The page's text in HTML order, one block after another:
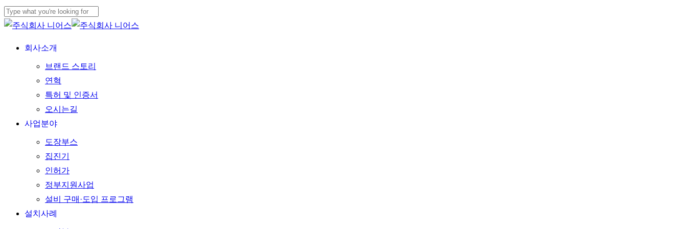
Skip
to
content
Close
Menu
회사소개
브랜드 스토리
연혁
특허 및 인증서
오시는길
사업분야
도장부스
집진기
인허가
정부지원사업
설비 구매·도입 프로그램
설치사례